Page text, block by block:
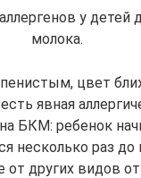
у детей
молока.
цвет
явная
БКМ: ребенок
несколько раз
от других видов